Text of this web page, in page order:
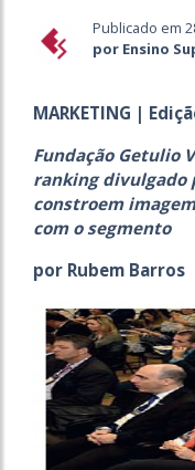
Publicado em
por Ensino
MARKETING |
Fundação Getulio
ranking divulgado
constroem
com o segmento
por Rubem Barros